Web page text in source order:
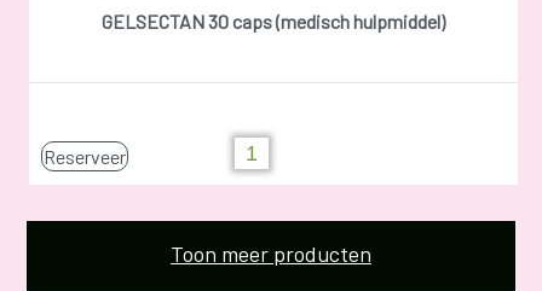
GELSECTAN 30 caps (medisch hulpmiddel)
Reserveer
Toon meer producten